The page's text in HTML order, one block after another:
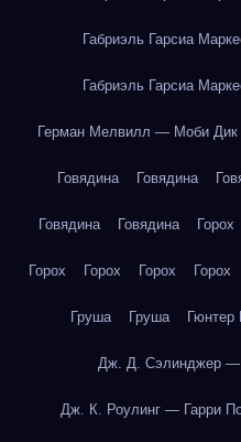
Габриэль Гарсиа
Габриэль Гарсиа
Герман Мелвилл — Моби Дик
Говядина Говядина
Говядина Говядина Горох
Горох Горох Горох Горох
Груша Груша
Дж. Д. Сэлинджер —
Дж. К. Роулинг — Гарри